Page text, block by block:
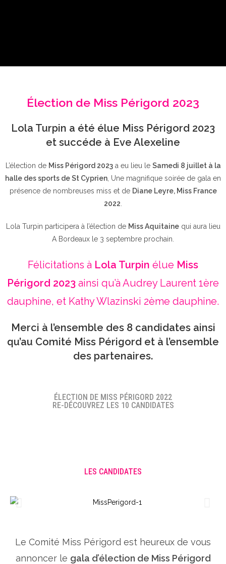
Élection de Miss Périgord 2023
Lola Turpin a été élue Miss Périgord 2023
et succéde à Eve Alexeline
L’élection de Miss Périgord 2023a eu lieu le Samedi 8 juillet à la
halle des sports de St Cyprien , Une magnifique soirée de gala en
présence de nombreuses miss et de Diane Leyre, Miss France
2022
Lola Turpin participera à l’élection de Miss Aquitainequi aura lieu
A Bordeaux le 3 septembre prochain.
Félicitations à Lola Turpin élue Miss
Périgord 2023 ainsi qu’à Audrey Laurent 1ère
dauphine, et Kathy Wlazinski 2ème dauphine.
Merci à l’ensemble des 8 candidates ainsi
qu’au Comité Miss Périgord et à l’ensemble
des partenaires.
ÉLECTION DE MISS PÉRIGORD 2022
RE-DÉCOUVREZ LES 10 CANDIDATES
LES CANDIDATES
Le Comité Miss Périgord est heureux de vous
annoncer le gala d’élection de Miss Périgord